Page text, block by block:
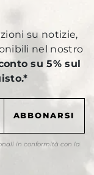
su notizie,
nel nostro
su 5% sul
in conformità con la